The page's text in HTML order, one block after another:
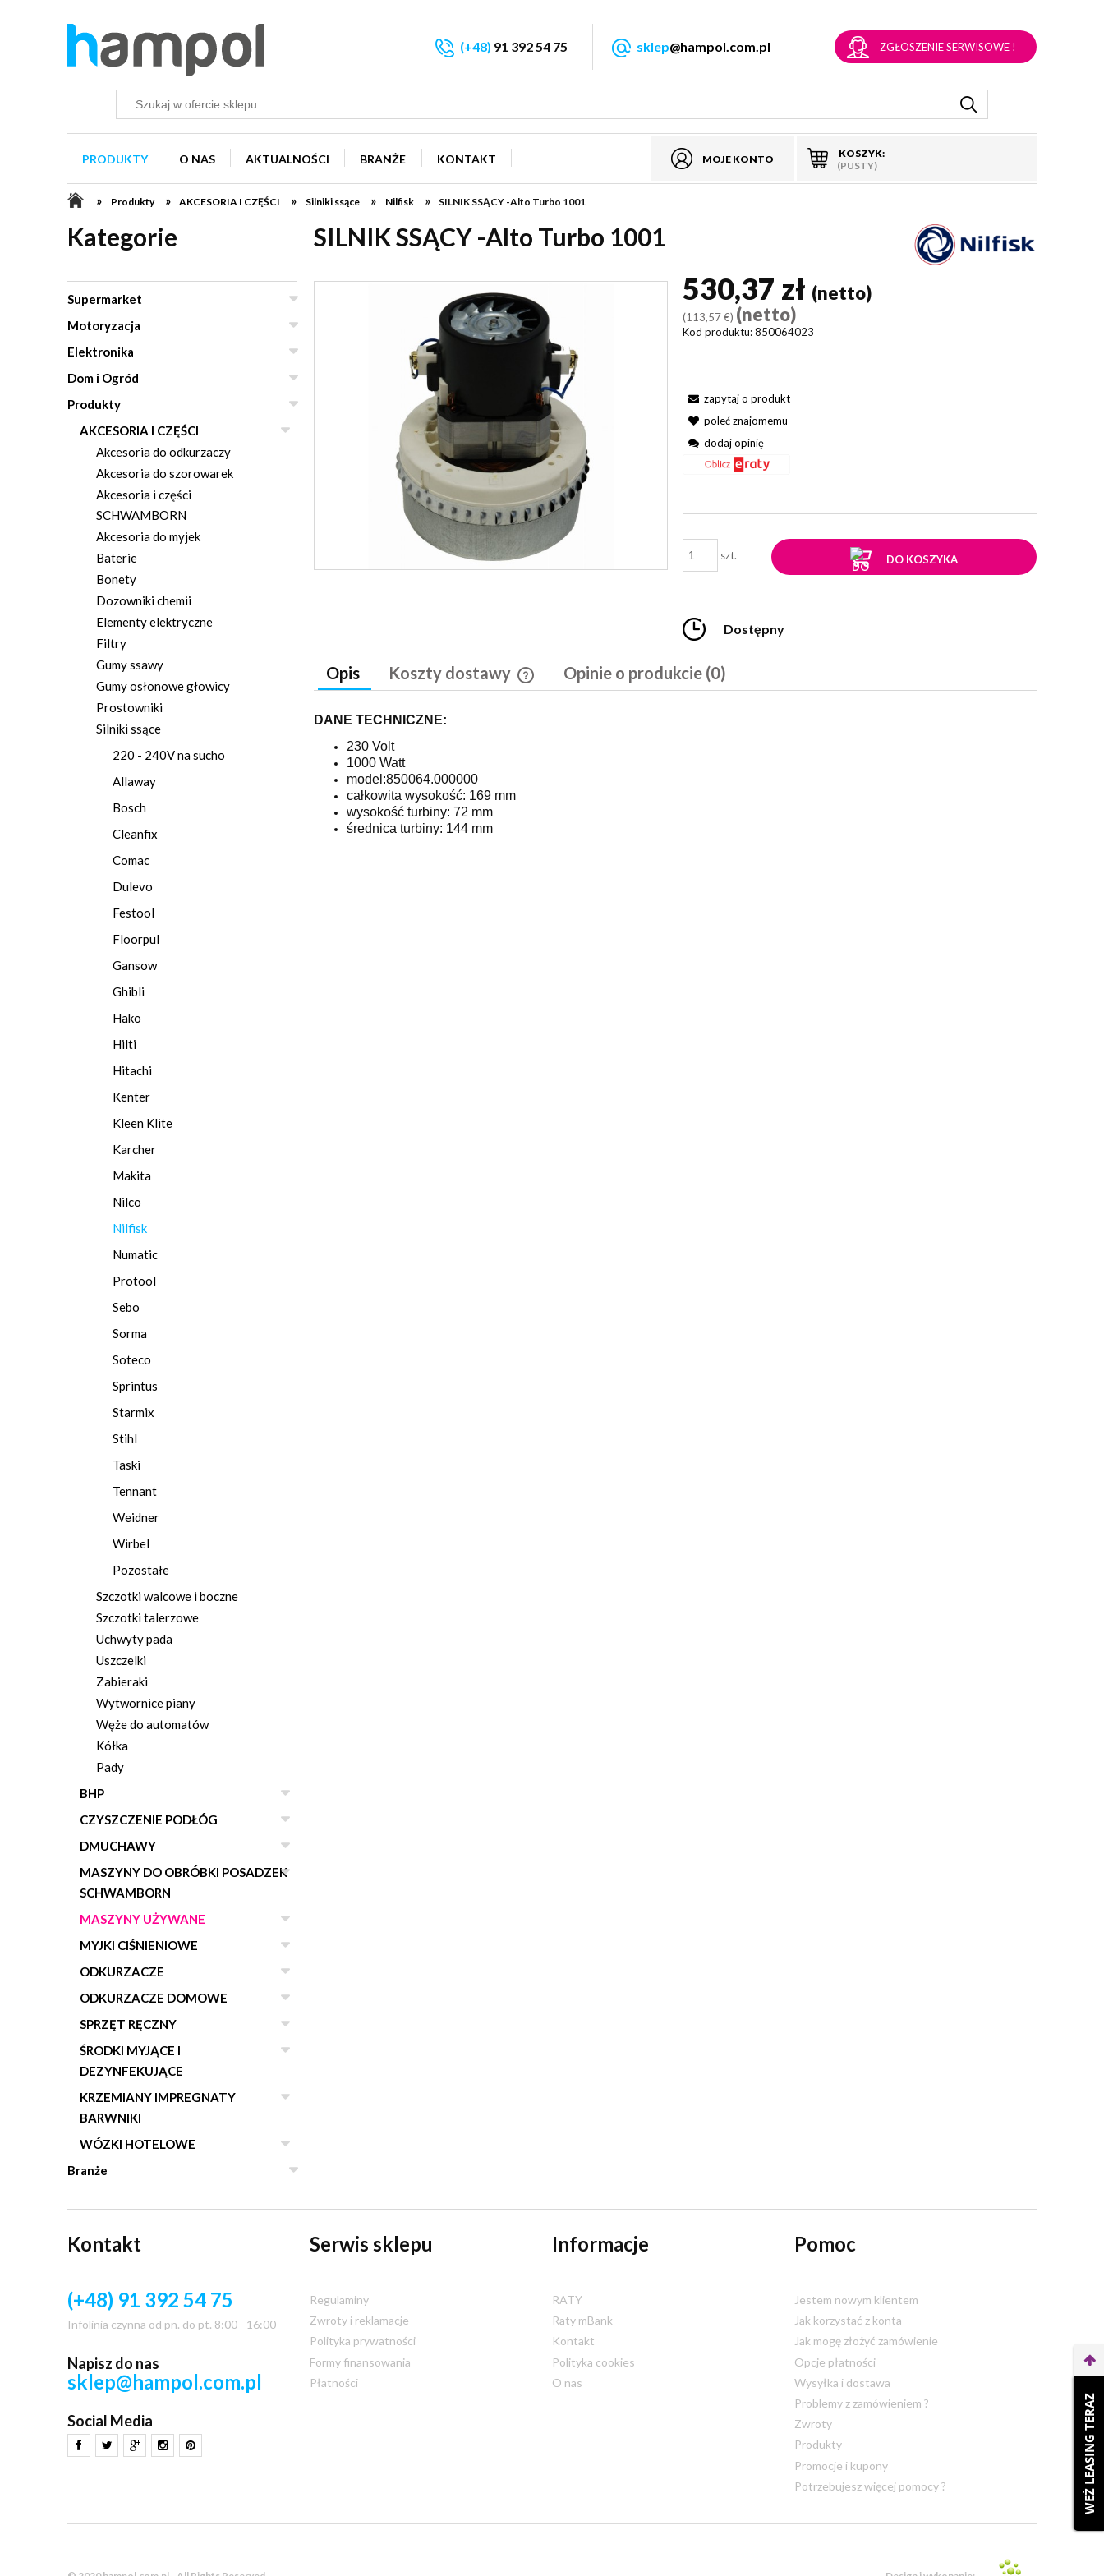
MOJE KONTO
KOSZYK:
(PUSTY)
(+48) 91 392 54 75 sklep@hampol.com.pl ZGŁOSZENIE SERWISOWE !
PRODUKTY O NAS AKTUALNOŚCI BRANŻE KONTAKT
» Produkty » AKCESORIA I CZĘŚCI » Silniki ssące » Nilfisk » SILNIK SSĄCY -Alto Turbo 1001
Kategorie
Supermarket
Motoryzacja
Elektronika
Dom i Ogród
Produkty
AKCESORIA I CZĘŚCI
Akcesoria do odkurzaczy
Akcesoria do szorowarek
Akcesoria i części
SCHWAMBORN
Akcesoria do myjek
Baterie
Bonety
Dozowniki chemii
Elementy elektryczne
Filtry
Gumy ssawy
Gumy osłonowe głowicy
Prostowniki
Silniki ssące
220 - 240V na sucho
Allaway
Bosch
Cleanfix
Comac
Dulevo
Festool
Floorpul
Gansow
Ghibli
Hako
Hilti
Hitachi
Kenter
Kleen Klite
Karcher
Makita
Nilco
Nilfisk
Numatic
Protool
Sebo
Sorma
Soteco
Sprintus
Starmix
Stihl
Taski
Tennant
Weidner
Wirbel
Pozostałe
Szczotki walcowe i boczne
Szczotki talerzowe
Uchwyty pada
Uszczelki
Zabieraki
Wytwornice piany
Węże do automatów
Kółka
Pady
BHP
CZYSZCZENIE PODŁÓG
DMUCHAWY
MASZYNY DO OBRÓBKI POSADZEK
SCHWAMBORN
MASZYNY UŻYWANE
MYJKI CIŚNIENIOWE
ODKURZACZE
ODKURZACZE DOMOWE
SPRZĘT RĘCZNY
ŚRODKI MYJĄCE I
DEZYNFEKUJĄCE
KRZEMIANY IMPREGNATY
BARWNIKI
WÓZKI HOTELOWE
Branże
SILNIK SSĄCY -Alto Turbo 1001
530,37 zł (netto)
(113,57 €) (netto)
Kod produktu: 850064023
zapytaj o produkt
poleć znajomemu
dodaj opinię
szt. DO KOSZYKA
Dostępny
Opis Koszty dostawy Opinie o produkcie (0)
DANE TECHNICZNE:
230 Volt
1000 Watt
model:850064.000000
całkowita wysokość: 169 mm
wysokość turbiny: 72 mm
średnica turbiny: 144 mm
Kontakt
(+48) 91 392 54 75
Infolinia czynna od pn. do pt. 8:00 - 16:00
Napisz do nas
sklep@hampol.com.pl
Social Media
Serwis sklepu
Regulaminy
Zwroty i reklamacje
Polityka prywatności
Formy finansowania
Płatności
Informacje
RATY
Raty mBank
Kontakt
Polityka cookies
O nas
Pomoc
Jestem nowym klientem
Jak korzystać z konta
Jak mogę złożyć zamówienie
Opcje płatności
Wysyłka i dostawa
Problemy z zamówieniem ?
Zwroty
Produkty
Promocje i kupony
Potrzebujesz więcej pomocy ?
WEŹ LEASING TERAZ